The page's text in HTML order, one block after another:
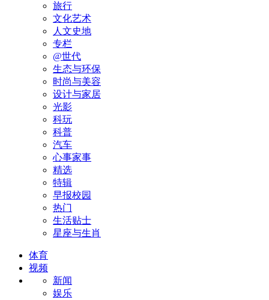
旅行
文化艺术
人文史地
专栏
@世代
生态与环保
时尚与美容
设计与家居
光影
科玩
科普
汽车
心事家事
精选
特辑
早报校园
热门
生活贴士
星座与生肖
体育
视频
新闻
娱乐